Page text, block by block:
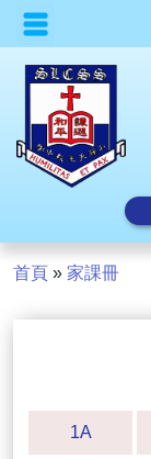
首頁 » 家課冊
1A